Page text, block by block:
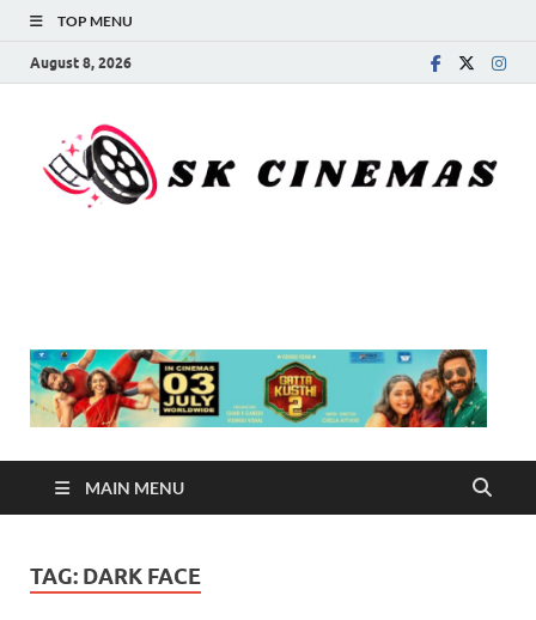
TOP MENU
August 8, 2026
MAIN MENU
TAG: DARK FACE